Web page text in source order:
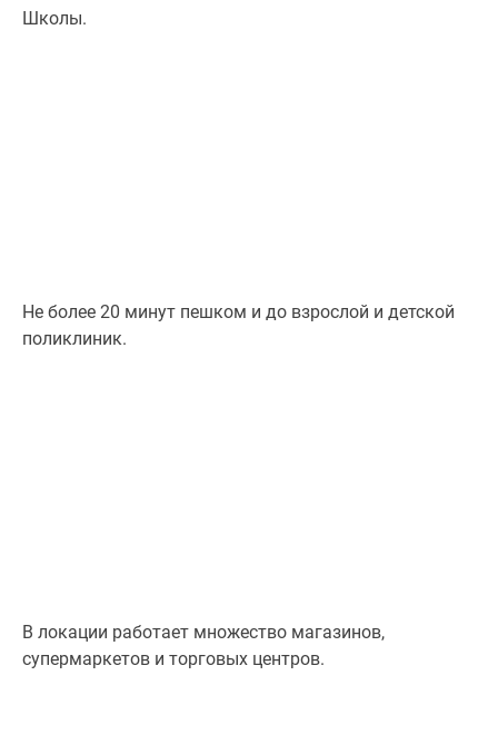
Школы.
Не более 20 минут пешком и до взрослой и детской
поликлиник.
В локации работает множество магазинов,
супермаркетов и торговых центров.